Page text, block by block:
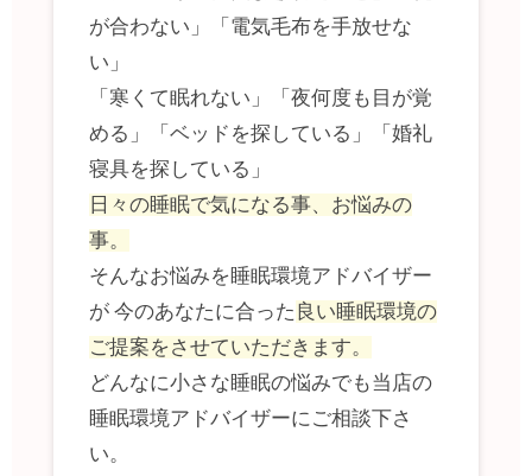
が合わない」「電気毛布を手放せな
い」
「寒くて眠れない」「夜何度も目が覚
める」「ベッドを探している」「婚礼
寝具を探している」
日々の睡眠で気になる事、お悩みの
事。
そんなお悩みを睡眠環境アドバイザー
が 今のあなたに合った 良い睡眠環境の
ご提案をさせていただきます。
どんなに小さな睡眠の悩みでも当店の
睡眠環境アドバイザーにご相談下さ
い。